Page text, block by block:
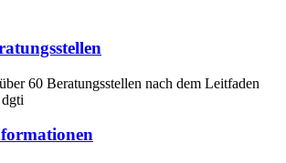
60 Beratungsstellen nach dem Leitfaden